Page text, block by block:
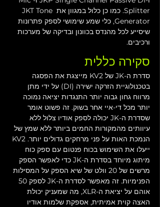
Splitter. כמו כן כלול במגוון את JKT Tone
Generator, כלי שמע שימושי לספק פתרונות
שיסייע לכל מהנדס בכוונון ובדיקה של מערכות
ורכיבים.
סקירה כללית
סדרת ה-JK של KV2 מייצגת את הפסגה
בטכנולוגיית הזרקה ישירה (DI) על ידי מתן
מרווח גחון גבוה יותר התנגדות יציאה נמוכה
יותר מכל די-איי אחר בשוק. זה פשוט אומר
שסדרת ה-JK יכולה לספק אודיו צלול ללא
עיוותים מהמקורות החמים ביותר ללא שמץ של
ייעלו את השימוש בכוח פנטום עם ספק כוח
מיתוג מיוחד בסדרת ה-JK כדי לאפשר הספק
מרשים של 20 וולט של שיא הספק על המסילות
אוהם על יציאת ה-XLR, מה שמעניק יכולת
האצה קוית אמיתית, אספקת שלמות אודיו